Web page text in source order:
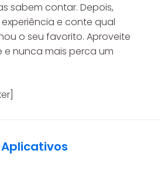
sabem contar. Depois,
e conte qual
o seu favorito. Aproveite
nunca mais perca um
Aplicativos